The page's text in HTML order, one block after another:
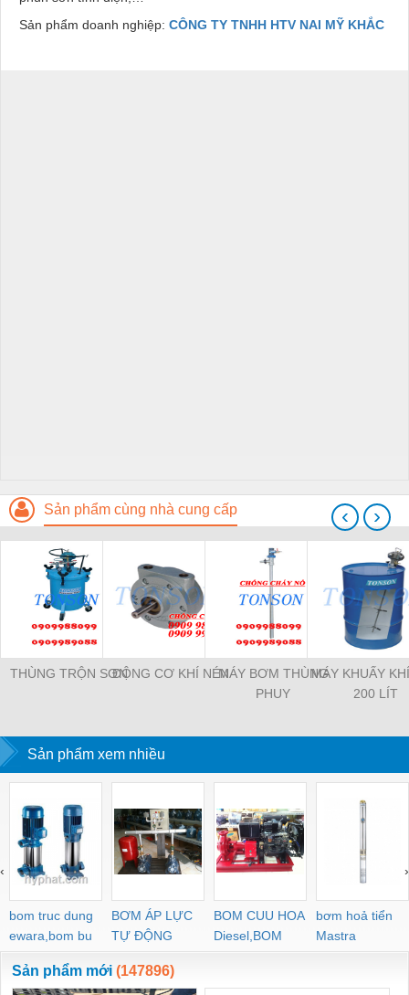
Sản phẩm doanh nghiệp: CÔNG TY TNHH HTV NAI MỸ KHẮC
Sản phẩm cùng nhà cung cấp
THÙNG TRỘN SƠNĐỘNG CƠ KHÍ NÉNMÁY BƠM THÙNG
PHUY
MÁY KHUẤY
200 LÍT
‹ ›
Sản phẩm xem nhiều
bom truc dung
ewara,bom bu
ewara
BƠM ÁP LỰC
TỰ ĐỘNG
BOM CUU HOA
Diesel,BOM
CHUA CHAY
bơm hoả tiển
Mastra
‹ ›
Sản phẩm mới (147896)